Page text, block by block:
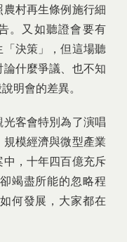
村再生條例施行細
。又如聽證會要有
「決策」，但這場聽
什麼爭議、也不知
明會的差異。
客會特別為了演唱
模經濟與微型產業
，十年四百億充斥
竭盡所能的忽略程
何發展，大家都在